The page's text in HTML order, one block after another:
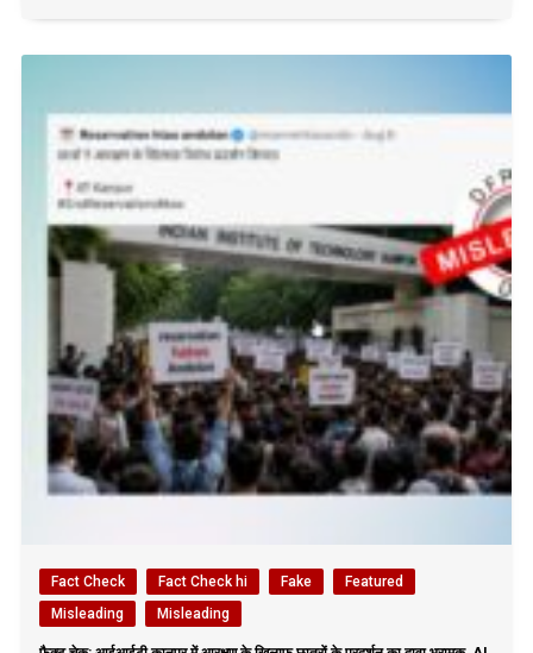
Fact Check Fact Check hi Fake
Featured
Misleading
Misleading